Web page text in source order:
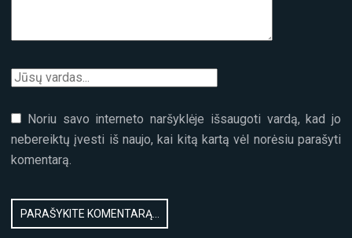
Noriu savo interneto naršyklėje išsaugoti vardą, kad jo
nebereiktų įvesti iš naujo, kai kitą kartą vėl norėsiu parašyti
komentarą.